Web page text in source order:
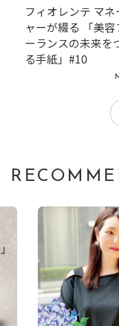
フィオレンテ マネ
ャーが綴る 「美容
ーランスの未来を
る手紙」#10